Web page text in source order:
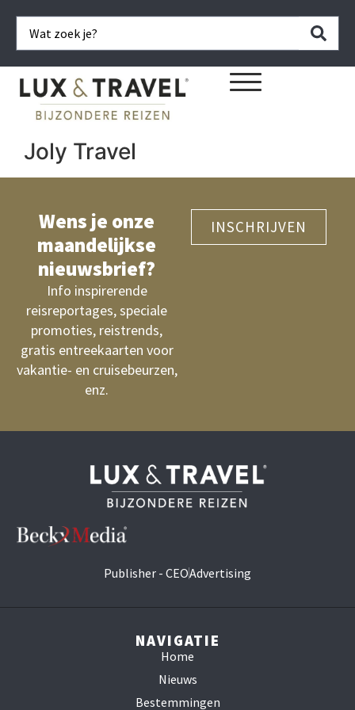
Joly Travel
Wens je onze
maandelijkse
nieuwsbrief?
Info inspirerende
reisreportages, speciale
promoties, reistrends,
gratis entreekaarten voor
vakantie- en cruisebeurzen,
enz.
INSCHRIJVEN
Publisher - CEOAdvertising
NAVIGATIE
Home
Nieuws
Bestemmingen